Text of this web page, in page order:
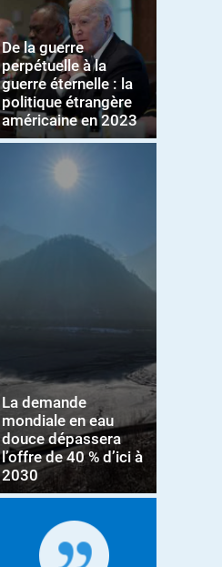
De la guerre
perpétuelle à la
guerre éternelle : la
politique étrangère
américaine en 2023
La demande
mondiale en eau
douce dépassera
l’offre de 40 % d’ici à
2030